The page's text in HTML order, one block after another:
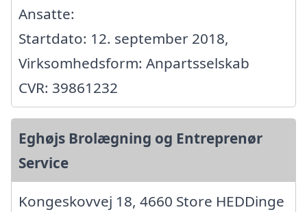
Ansatte:
Startdato: 12. september 2018,
Virksomhedsform: Anpartsselskab
CVR: 39861232
Eghøjs Brolægning og Entreprenør
Service
Kongeskovvej 18, 4660 Store HEDDinge